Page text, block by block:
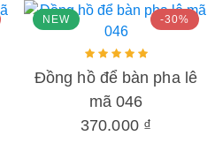
NEW -30%
Đồng hồ để bàn pha lê
mã 046
370.000 ₫